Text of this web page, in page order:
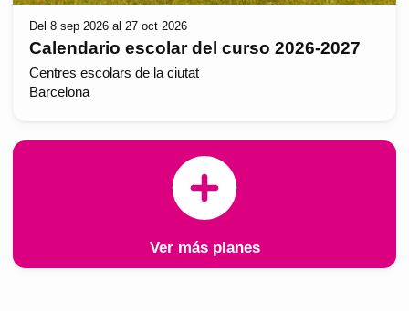
Del 8 sep 2026 al 27 oct 2026
Calendario escolar del curso 2026-2027
Centres escolars de la ciutat
Barcelona
Ver más planes